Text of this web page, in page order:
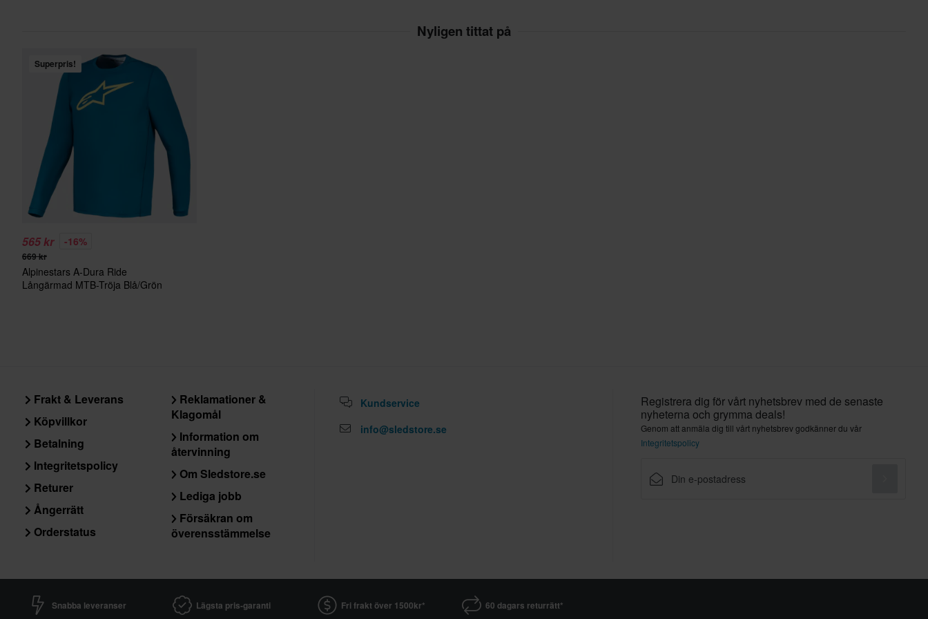
Nyligen tittat på
Superpris!
565 kr -16%
669 kr
Alpinestars A-Dura Ride
Långärmad MTB-Tröja Blå/Grön
Frakt & Leverans
Köpvillkor
Betalning
Integritetspolicy
Returer
Ångerrätt
Orderstatus
Reklamationer &
Klagomål
Information om
återvinning
Om Sledstore.se
Lediga jobb
Försäkran om
överensstämmelse
Kundservice
info@sledstore.se
Registrera dig för vårt nyhetsbrev med de senaste
nyheterna och grymma deals!
Genom att anmäla dig till vårt nyhetsbrev godkänner du vår
Integritetspolicy
Snabba leveranser Lägsta pris-garanti Fri frakt över 1500kr* 60 dagars returrätt*